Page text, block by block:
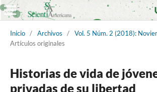
Inicio / Archivos / Vol. 5 Núm. 2 (2018):
Artículos originales
Historias de vida de
privadas de su libertad